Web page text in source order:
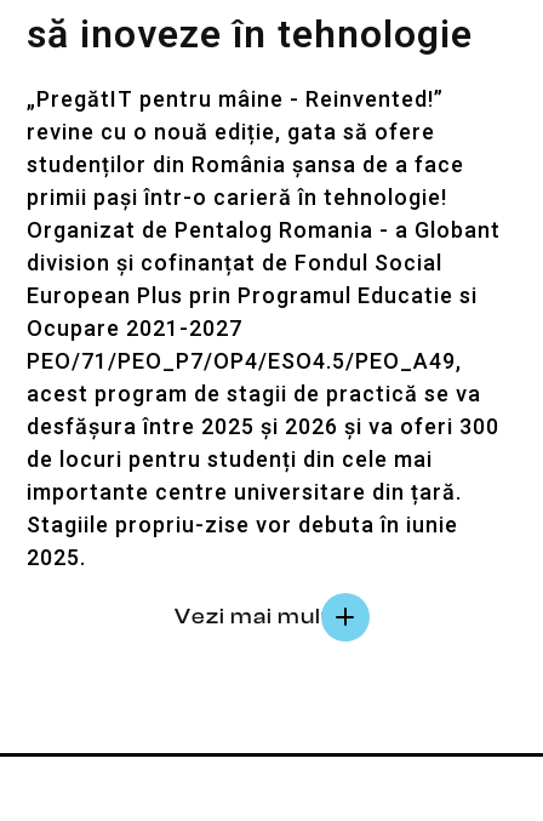
să inoveze în tehnologie
„PregătIT pentru mâine - Reinvented!”
revine cu o nouă ediție, gata să ofere
studenților din România șansa de a face
primii pași într-o carieră în tehnologie!
Organizat de Pentalog Romania - a Globant
division și cofinanțat de Fondul Social
European Plus prin Programul Educatie si
Ocupare 2021-2027
PEO/71/PEO_P7/OP4/ESO4.5/PEO_A49,
acest program de stagii de practică se va
desfășura între 2025 și 2026 și va oferi 300
de locuri pentru studenți din cele mai
importante centre universitare din țară.
Stagiile propriu-zise vor debuta în iunie
2025.
Vezi mai mult